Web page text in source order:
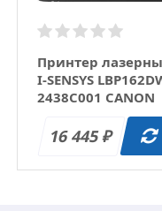
Принтер
I-SENSYS
2438C001 CANON
16 445₽